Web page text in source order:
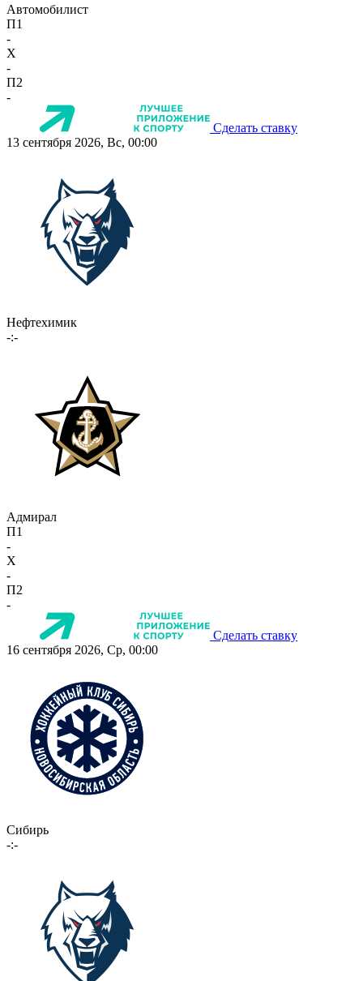
Автомобилист
П1
-
X
-
П2
-
Сделать ставку
13 сентября 2026, Вс, 00:00
Нефтехимик
-:-
Адмирал
П1
-
X
-
П2
-
Сделать ставку
16 сентября 2026, Ср, 00:00
Сибирь
-:-